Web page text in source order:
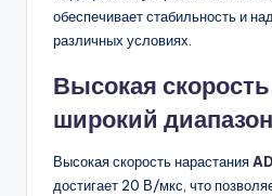
обеспечивает стабильность и
различных условиях.
Высокая
широкий
Высокая скорость нарастания
достигает 20 В/мкс, что